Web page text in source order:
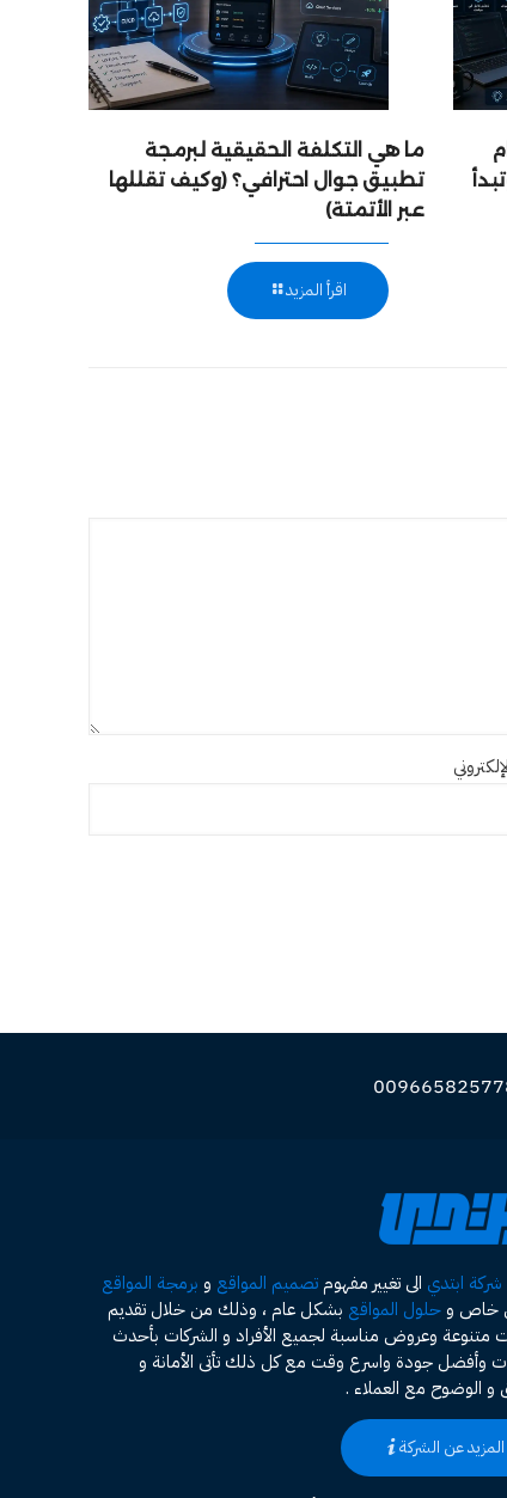
ما هي التكلفة الحقيقية لبرمجة
تطبيق جوال احترافي؟ (وكيف تقللها
عبر الأتمتة)
اقرأ المزيد
شركة ابتدي الى تغيير مفهومتصميم المواقع و برمجة المواقع
خاص وحلول المواقع بشكل عام ، وذلك من خلال تقديم
متنوعة وعروض مناسبة لجميع الأفراد و الشركات بأحدث
وأفضل جودة واسرع وقت مع كل ذلك تأتى الأمانة و
و الوضوح مع العملاء .
المزيد عن الشركة